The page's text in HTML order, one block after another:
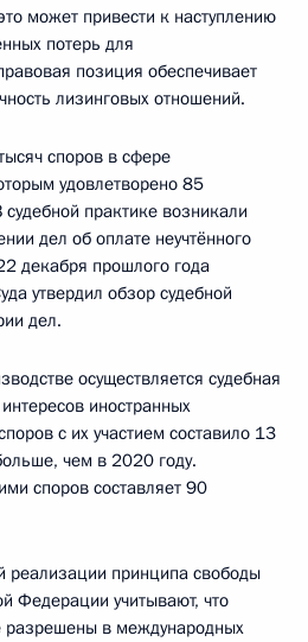
может привести к наступлению
потерь для
позиция обеспечивает
лизинговых отношений.
споров в сфере
удовлетворено 85
практике возникали
дел об оплате неучтённого
декабря прошлого года
утвердил обзор судебной
дел.
осуществляется судебная
иностранных
с их участием составило 13
чем в 2020 году.
споров составляет 90
реализации принципа свободы
Федерации учитывают, что
разрешены в международных